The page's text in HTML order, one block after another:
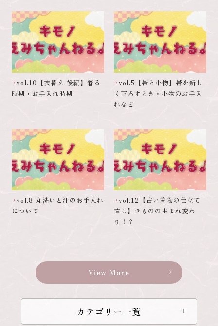
chevron_rightvol.10【衣替え 後編】着る
時期・お手入れ時期
chevron_rightvol.5【帯と小物】帯を新し
く下ろすとき・小物のお手入
れなど
chevron_rightvol.8 丸洗いと汗のお手入れ
について
chevron_rightvol.12【古い着物の仕立て
直し】きものの生まれ変わ
り！？
View More chevron_right
カテゴリー一覧